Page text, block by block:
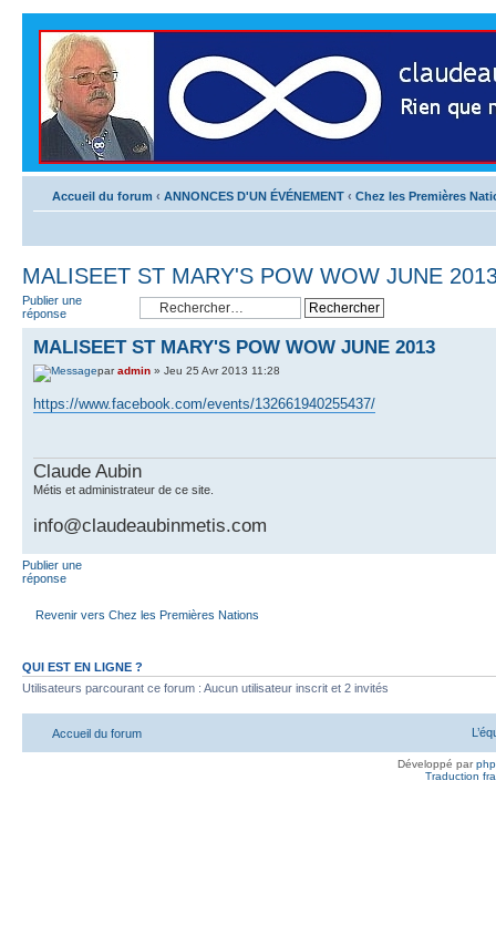
Accueil du forum ‹ ANNONCES D'UN ÉVÉNEMENT ‹ Chez les Premières
MALISEET ST MARY'S POW WOW JUNE
Publier une
réponse
MALISEET ST MARY'S POW WOW JUNE 2013
paradmin » Jeu 25 Avr 2013 11:28
https://www.facebook.com/events/132661940255437/
Claude Aubin
Métis et administrateur de ce site.
info@claudeaubinmetis.com
Publier une
réponse
Revenir vers Chez les Premières Nations
QUI EST EN LIGNE ?
Utilisateurs parcourant ce forum : Aucun utilisateur inscrit et 2 invités
Accueil du forum
Développé par
Traduction